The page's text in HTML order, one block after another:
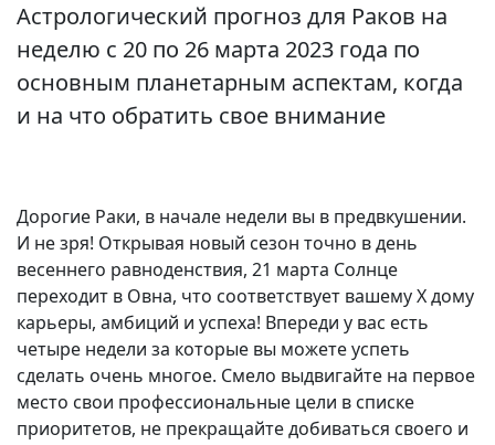
Астрологический прогноз для Раков на
неделю с 20 по 26 марта 2023 года по
основным планетарным аспектам, когда
и на что обратить свое внимание
Дорогие Раки, в начале недели вы в предвкушении.
И не зря! Открывая новый сезон точно в день
весеннего равноденствия, 21 марта Солнце
переходит в Овна, что соответствует вашему X дому
карьеры, амбиций и успеха! Впереди у вас есть
четыре недели за которые вы можете успеть
сделать очень многое. Смело выдвигайте на первое
место свои профессиональные цели в списке
приоритетов, не прекращайте добиваться своего и